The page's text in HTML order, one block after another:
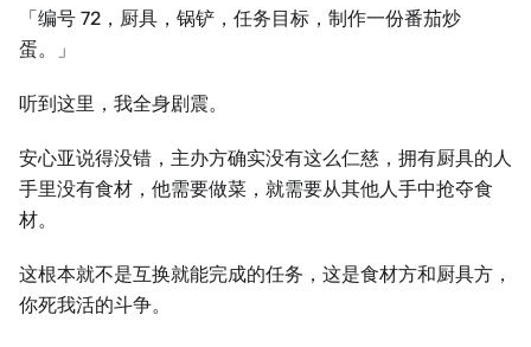
「编号 72，厨具，锅铲，任务目标，制作一份番茄炒
蛋。」
听到这里，我全身剧震。
安心亚说得没错，主办方确实没有这么仁慈，拥有厨具的人
手里没有食材，他需要做菜，就需要从其他人手中抢夺食
材。
这根本就不是互换就能完成的任务，这是食材方和厨具方，
你死我活的斗争。